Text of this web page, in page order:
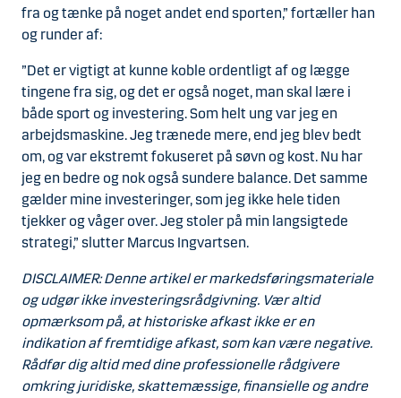
fra og tænke på noget andet end sporten,” fortæller han
og runder af:
”Det er vigtigt at kunne koble ordentligt af og lægge
tingene fra sig, og det er også noget, man skal lære i
både sport og investering. Som helt ung var jeg en
arbejdsmaskine. Jeg trænede mere, end jeg blev bedt
om, og var ekstremt fokuseret på søvn og kost. Nu har
jeg en bedre og nok også sundere balance. Det samme
gælder mine investeringer, som jeg ikke hele tiden
tjekker og våger over. Jeg stoler på min langsigtede
strategi,” slutter Marcus Ingvartsen.
DISCLAIMER: Denne artikel er markedsføringsmateriale
og udgør ikke investeringsrådgivning. Vær altid
opmærksom på, at historiske afkast ikke er en
indikation af fremtidige afkast, som kan være negative.
Rådfør dig altid med dine professionelle rådgivere
omkring juridiske, skattemæssige, finansielle og andre